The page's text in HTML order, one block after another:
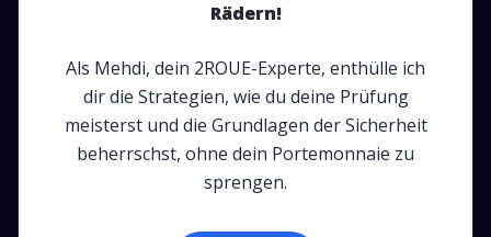
Rädern!
Als Mehdi, dein 2ROUE-Experte, enthülle ich
dir die Strategien, wie du deine Prüfung
meisterst und die Grundlagen der Sicherheit
beherrschst, ohne dein Portemonnaie zu
sprengen.